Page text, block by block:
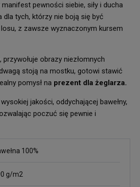
pewności siebie, siły i ducha
dla tych, którzy nie boją się być
z zawsze wyznaczonym kursem
obrazy niezłomnych
stoją na mostku, gotowi stawić
pomysł na prezent dla żeglarza.
jakości, oddychającej bawełny,
poczuć się pewnie i
100%
g/m2